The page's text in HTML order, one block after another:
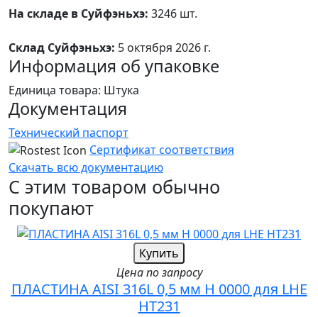
На складе в Суйфэньхэ: 3246 шт.
Склад Суйфэньхэ: 5 октября 2026 г.
Информация об упаковке
Единица товара: Штука
Документация
Технический паспорт
Сертификат соответствия
Скачать всю документацию
С этим товаром обычно
покупают
Купить
Цена по запросу
ПЛАСТИНА AISI 316L 0,5 мм H 0000 для LHE
HT231